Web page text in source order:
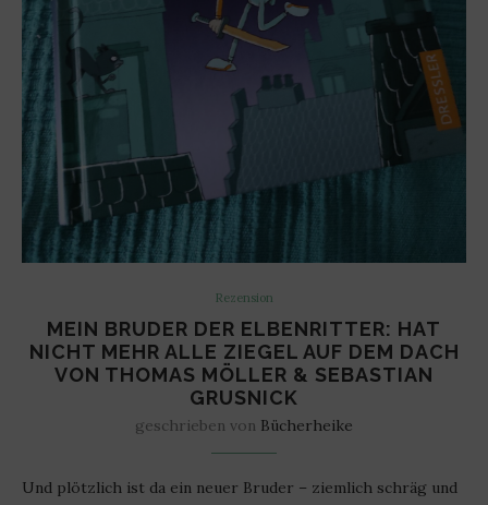
Rezension
MEIN BRUDER DER ELBENRITTER: HAT
NICHT MEHR ALLE ZIEGEL AUF DEM DACH
VON THOMAS MÖLLER & SEBASTIAN
GRUSNICK
geschrieben von Bücherheike
Und plötzlich ist da ein neuer Bruder – ziemlich schräg und